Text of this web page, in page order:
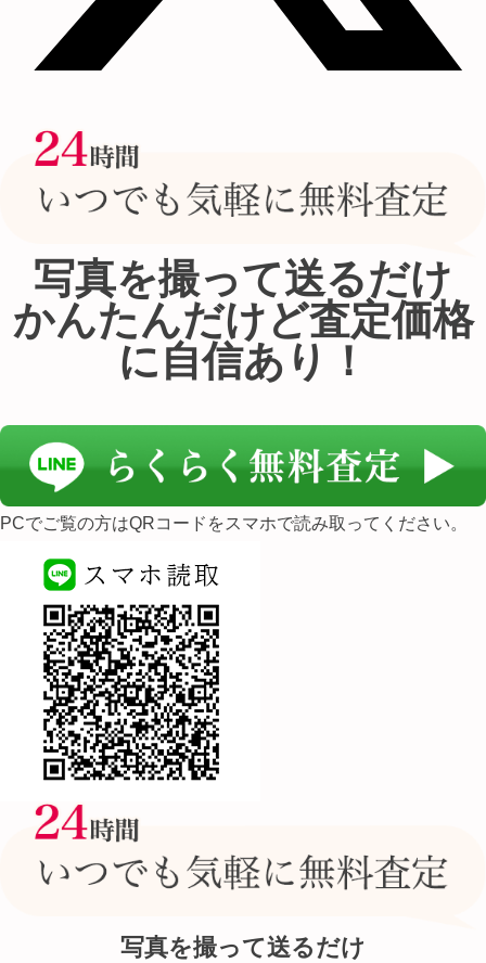
写真を撮って送るだけ
かんたんだけど査定価格
に自信あり！
PCでご覧の方はQRコードをスマホで読み取ってください。
写真を撮って送るだけ